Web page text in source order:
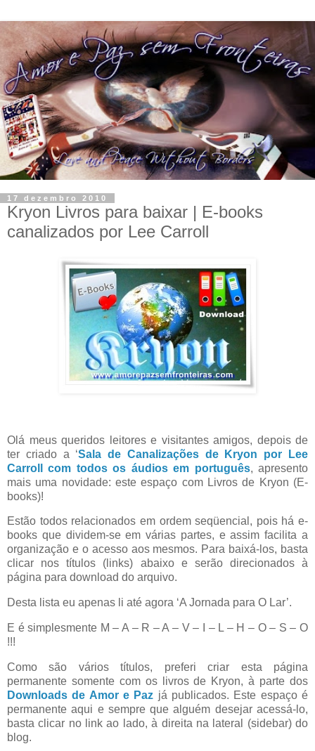
17 dezembro 2010
Kryon Livros para baixar | E-books
canalizados por Lee Carroll
Olá meus queridos leitores e visitantes amigos, depois de
ter criado a ‘Sala de Canalizações de Kryon por Lee
Carroll com todos os áudios em português, apresento
mais uma novidade: este espaço com Livros de Kryon (E-
books)!
Estão todos relacionados em ordem seqüencial, pois há e-
books que dividem-se em várias partes, e assim facilita a
organização e o acesso aos mesmos. Para baixá-los, basta
clicar nos títulos (links) abaixo e serão direcionados à
página para download do arquivo.
Desta lista eu apenas li até agora ‘A Jornada para O Lar’.
E é simplesmente M – A – R – A – V – I – L – H – O – S – O
!!!
Como são vários títulos, preferi criar esta página
permanente somente com os livros de Kryon, à parte dos
Downloads de Amor e Paz já publicados. Este espaço é
permanente aqui e sempre que alguém desejar acessá-lo,
basta clicar no link ao lado, à direita na lateral (sidebar) do
blog.